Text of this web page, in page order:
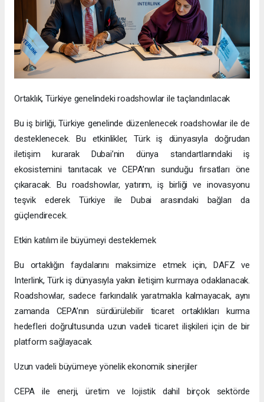
Ortaklık, Türkiye genelindeki roadshowlar ile taçlandırılacak
Bu iş birliği, Türkiye genelinde düzenlenecek roadshowlar ile de
desteklenecek. Bu etkinlikler, Türk iş dünyasıyla doğrudan
iletişim kurarak Dubai’nin dünya standartlarındaki iş
ekosistemini tanıtacak ve CEPA’nın sunduğu fırsatları öne
çıkaracak. Bu roadshowlar, yatırım, iş birliği ve inovasyonu
teşvik ederek Türkiye ile Dubai arasındaki bağları da
güçlendirecek.
Etkin katılım ile büyümeyi desteklemek
Bu ortaklığın faydalarını maksimize etmek için, DAFZ ve
Interlink, Türk iş dünyasıyla yakın iletişim kurmaya odaklanacak.
Roadshowlar, sadece farkındalık yaratmakla kalmayacak, aynı
zamanda CEPA’nın sürdürülebilir ticaret ortaklıkları kurma
hedefleri doğrultusunda uzun vadeli ticaret ilişkileri için de bir
platform sağlayacak.
Uzun vadeli büyümeye yönelik ekonomik sinerjiler
CEPA ile enerji, üretim ve lojistik dahil birçok sektörde